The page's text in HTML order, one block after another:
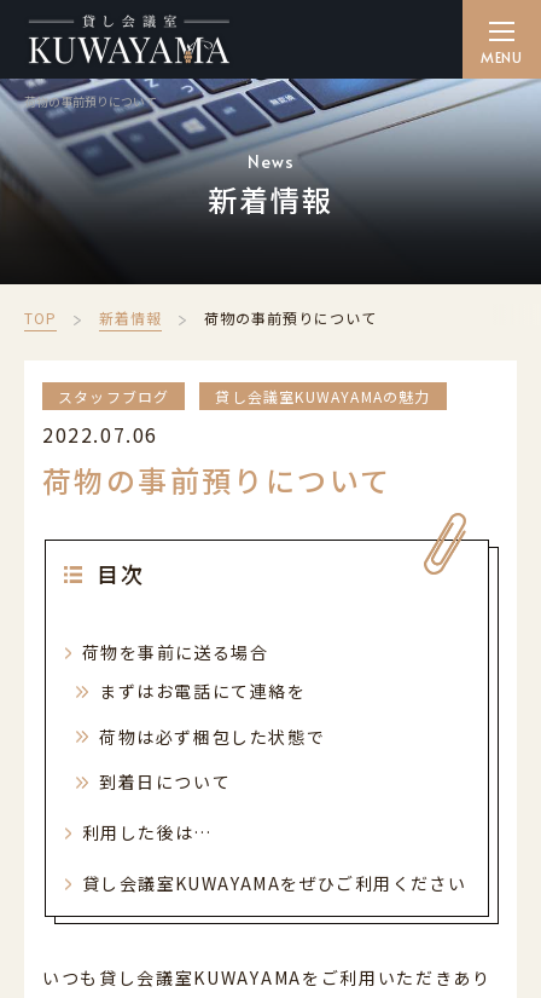
貸し会議室を探す
SEARCH
備品・ケータリング
ご利用方法
HOW TO
ACCESS
よくある質問
FAQ
052-589-6850
電話受付時間 平日9:00-17:00 土曜9:00-13:30 日祝休
荷物の事前預りについて
News
新着情報
TOP 新着情報 荷物の事前預りについて
スタッフブログ 貸し会議室KUWAYAMAの魅力
2022.07.06
荷物の事前預りについて
目次
荷物を事前に送る場合
まずはお電話にて連絡を
荷物は必ず梱包した状態で
到着日について
利用した後は…
貸し会議室KUWAYAMAをぜひご利用ください
いつも貸し会議室KUWAYAMAをご利用いただきあり